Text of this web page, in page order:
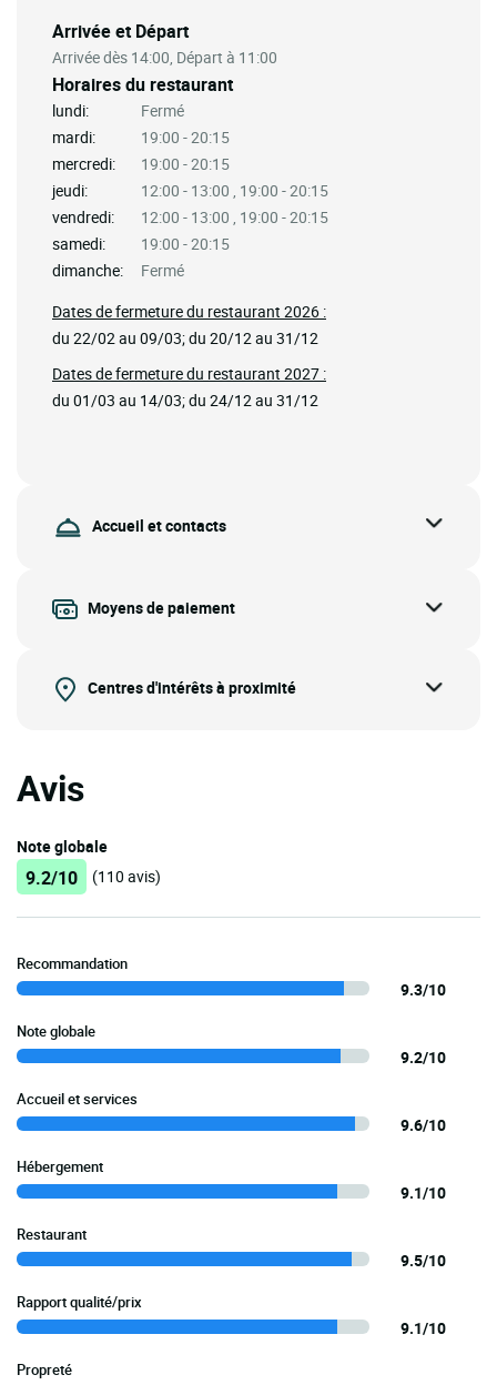
Arrivée et Départ
Arrivée dès 14:00, Départ à 11:00
Horaires du restaurant
lundi:
Fermé
mardi:
19:00 - 20:15
mercredi:
19:00 - 20:15
jeudi:
12:00 - 13:00 , 19:00 - 20:15
vendredi:
12:00 - 13:00 , 19:00 - 20:15
samedi:
19:00 - 20:15
dimanche:
Fermé
Dates de fermeture du restaurant 2026 :
du 22/02 au 09/03; du 20/12 au 31/12
Dates de fermeture du restaurant 2027 :
du 01/03 au 14/03; du 24/12 au 31/12
Accueil et contacts
Moyens de paiement
Centres d'intérêts à proximité
Avis
Note globale
9.2/10 (110 avis)
Recommandation
9.3/10
Note globale
9.2/10
Accueil et services
9.6/10
Hébergement
9.1/10
Restaurant
9.5/10
Rapport qualité/prix
9.1/10
Propreté